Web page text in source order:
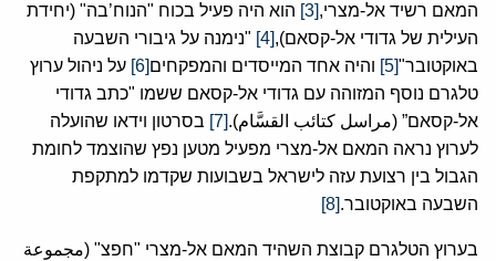
המאם רשיד אל-מצרי,[3]
הוא היה פעיל בכוח "הנוח’בה" (יחידת
העילית של גדודי אל-קסאם),[4]
"נימנה על גיבורי השבעה
באוקטובר"[5] והיה אחד המייסדים והמפקחים[6]
על ניהול ערוץ
טלגרם נוסף המזוהה עם גדודי אל-קסאם ששמו "כתב גדודי
אל-קסאם” (مراسل كتائب القسَّام).[7]
בסרטון וידאו שהועלה
לערוץ נראה המאם אל-מצרי מפעיל מטען נפץ שהוצמד לחומת
הגבול בין רצועת עזה לישראל בשבועות שקדמו למתקפת
השבעה באוקטובר.[8]
בערוץ הטלגרם קבוצת השהיד המאם אל-מצרי "חפצ" (مجموعة